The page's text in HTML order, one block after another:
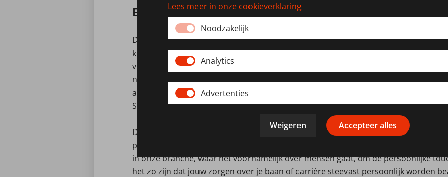
Een persoonlijke touch
De clichés zijn natuurlijk waar, de toepassingen kunnen inderdaad eindeloos zijn,
keerzijde. En dat is natuurlijk de hamvraag die nagenoeg iedereen aan zichzelf
vlees en bloed, spoedig vervangen door metalen blikken met een printplaat? Dat
niet storm lopen, maar wij zien wel steeds vaker dat bedrijven hun processen en
automatiseren. De beschikbaarheid en toegankelijk van deze tech is daar debet
Sep over de chat veel gezelliger is, kan een chatbot veel meer gesprekken tegelijk
Deze overgang bespaart in de kosten, en is daarmee natuurlijk aantrekkelijk. Toch
persoonlijke niet in deze transitie links te laten liggen. Daarmee is de vraag, lukt
in onze branche, waar het voornamelijk over mensen gaat, om de persoonlijke
het zo zijn dat jouw zorgen over je baan of carrière steevast persoonlijk worden
Lees meer in onze cookieverklaring
Noodzakelijk
Analytics
Advertenties
Weigeren Accepteer alles